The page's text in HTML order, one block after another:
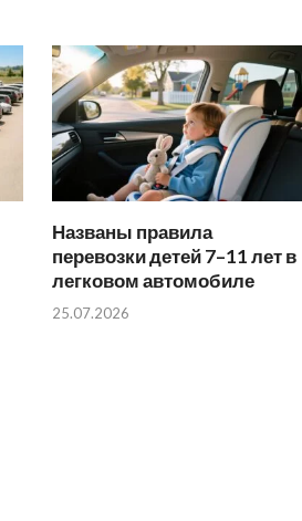
Названы правила
перевозки детей 7–11 лет в
легковом автомобиле
25.07.2026